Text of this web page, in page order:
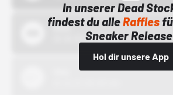
In unserer Dead
findest du alleRaffles
Sneaker
Hol dir unsere App
Bstn
01.10.22 00:00 Uhr